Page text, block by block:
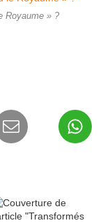
Royaume » ?